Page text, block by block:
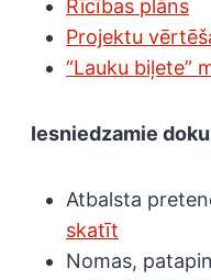
Rīcības plāns
Projektu
“Lauku biļete”
Iesniedzamie
Atbalsta
skatīt
Nomas,